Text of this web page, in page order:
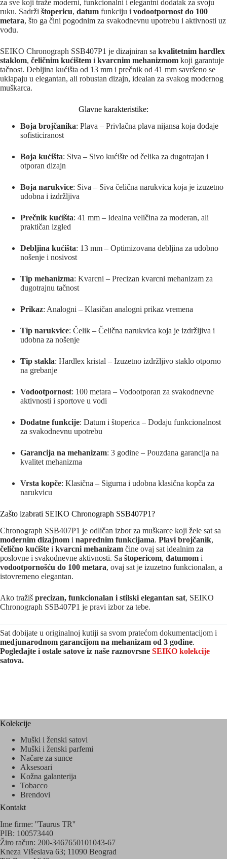
za sve koji traže moderni, funkcionalni i elegantni dodatak za svoju
ruku. Sadrži štopericu, datum funkciju i vodootpornost do 100
metara, što ga čini pogodnim za svakodnevnu upotrebu i aktivnosti uz
vodu.
SEIKO Chronograph SSB407P1 je dizajniran sa kvalitetnim hardlex
staklom, čeličnim kućištem i kvarcnim mehanizmom koji garantuje
tačnost. Debljina kućišta od 13 mm i prečnik od 41 mm savršeno se
uklapaju u elegantan, ali robustan dizajn, idealan za svakog modernog
muškarca.
Glavne karakteristike:
Boja brojčanika: Plava – Privlačna plava nijansa koja dodaje
sofisticiranost
Boja kućišta: Siva – Sivo kućište od čelika za dugotrajan i
otporan dizajn
Boja narukvice: Siva – Siva čelična narukvica koja je izuzetno
udobna i izdržljiva
Prečnik kućišta: 41 mm – Idealna veličina za moderan, ali
praktičan izgled
Debljina kućišta: 13 mm – Optimizovana debljina za udobno
nošenje i nosivost
Tip mehanizma: Kvarcni – Precizan kvarcni mehanizam za
dugotrajnu tačnost
Prikaz: Analogni – Klasičan analogni prikaz vremena
Tip narukvice: Čelik – Čelična narukvica koja je izdržljiva i
udobna za nošenje
Tip stakla: Hardlex kristal – Izuzetno izdržljivo staklo otporno
na grebanje
Vodootpornost: 100 metara – Vodootporan za svakodnevne
aktivnosti i sportove u vodi
Dodatne funkcije: Datum i štoperica – Dodaju funkcionalnost
za svakodnevnu upotrebu
Garancija na mehanizam: 3 godine – Pouzdana garancija na
kvalitet mehanizma
Vrsta kopče: Klasična – Sigurna i udobna klasična kopča za
narukvicu
Zašto izabrati SEIKO Chronograph SSB407P1?
Chronograph SSB407P1 je odličan izbor za muškarce koji žele sat sa
modernim dizajnom i naprednim funkcijama. Plavi brojčanik,
čelično kućište i kvarcni mehanizam čine ovaj sat idealnim za
poslovne i svakodnevne aktivnosti. Sa štopericom, datumom i
vodootpornošću do 100 metara, ovaj sat je izuzetno funkcionalan, a
istovremeno elegantan.
Ako tražiš precizan, funkcionalan i stilski elegantan sat, SEIKO
Chronograph SSB407P1 je pravi izbor za tebe.
Sat dobijate u originalnoj kutiji sa svom pratećom dokumentacijom i
medjunarodnom garancijom na mehanizam od 3 godine.
Pogledajte i ostale satove iz naše raznovrsne SEIKO kolekcije
satova.
Kolekcije
Muški i ženski satovi
Muški i ženski parfemi
Načare za sunce
Aksesoari
Kožna galanterija
Tobacco
Brendovi
Kontakt
Ime firme: ''Taurus TR''
PIB: 100573440
Žiro račun: 200-3467650101043-67
Kneza Višeslava 63; 11090 Beograd